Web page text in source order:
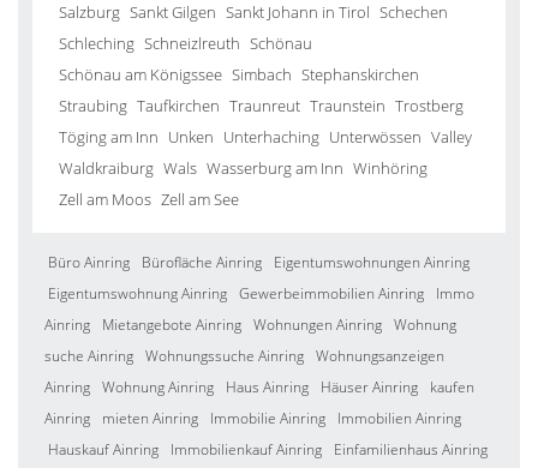
Salzburg Sankt Gilgen Sankt Johann in Tirol Schechen
Schleching Schneizlreuth Schönau
Schönau am Königssee Simbach Stephanskirchen
Straubing Taufkirchen Traunreut Traunstein Trostberg
Töging am Inn Unken Unterhaching Unterwössen Valley
Waldkraiburg Wals Wasserburg am Inn Winhöring
Zell am Moos Zell am See
Büro Ainring Bürofläche Ainring
Eigentumswohnungen Ainring
Eigentumswohnung Ainring Gewerbeimmobilien Ainring
Immo
Ainring
Mietangebote Ainring Wohnungen Ainring Wohnung
suche Ainring Wohnungssuche Ainring Wohnungsanzeigen
Ainring Wohnung Ainring Haus Ainring Häuser Ainring
kaufen
Ainring
mieten Ainring Immobilie Ainring
Immobilien Ainring
Hauskauf Ainring
Immobilienkauf Ainring
Einfamilienhaus Ainring